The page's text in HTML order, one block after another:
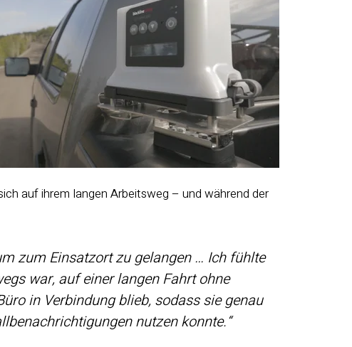
auf ihrem langen Arbeitsweg – und während der
zum Einsatzort zu gelangen … Ich fühlte
war, auf einer langen Fahrt ohne
in Verbindung blieb, sodass sie genau
nutzen konnte.“